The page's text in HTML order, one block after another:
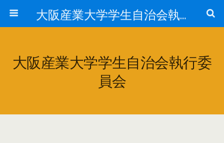
大阪産業大学学生自治会執行委員会
大阪産業大学学生自治会執行委
員会